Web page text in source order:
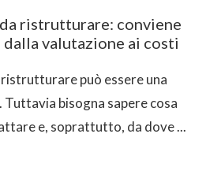
ristrutturare: conviene
dalla valutazione ai costi
può essere una
bisogna sapere cosa
e, soprattutto, da dove ...